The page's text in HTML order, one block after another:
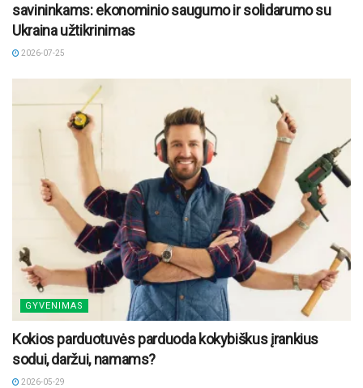
savininkams: ekonominio saugumo ir solidarumo su
Ukraina užtikrinimas
2026-07-25
GYVENIMAS
Kokios parduotuvės parduoda kokybiškus įrankius
sodui, daržui, namams?
2026-05-29